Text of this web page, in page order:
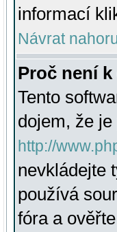
informací
Návrat
Proč není
Tento
dojem, že
http://
nevkládejte
používá
fóra a